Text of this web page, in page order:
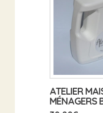
ATELIER
MÉNAGERS